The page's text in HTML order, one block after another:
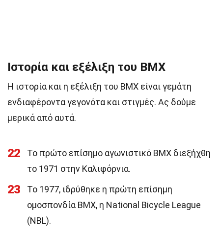
Ιστορία και εξέλιξη του BMX
Η ιστορία και η εξέλιξη του BMX είναι γεμάτη
ενδιαφέροντα γεγονότα και στιγμές. Ας δούμε
μερικά από αυτά.
22
Το πρώτο επίσημο αγωνιστικό BMX διεξήχθη
το 1971 στην Καλιφόρνια.
23
Το 1977, ιδρύθηκε η πρώτη επίσημη
ομοσπονδία BMX, η National Bicycle League
(NBL).